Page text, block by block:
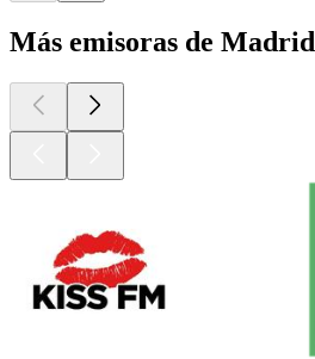
Más emisoras de Madrid